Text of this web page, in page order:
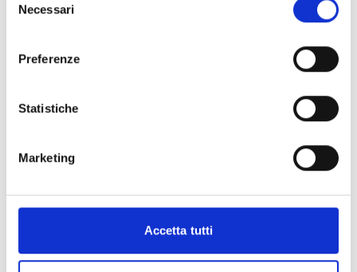
delNecessari
Preferenze
Statistiche
Marketing
Accetta tutti
a700.000 Euro
, suddivisa tra i Lotti del bando come
per una durata massima di
48 mesi a partire dalla riunione di avvio.
36 mesi a partire dalla riunione di avvio.
Per il Lotto 3:
per una durata massima di